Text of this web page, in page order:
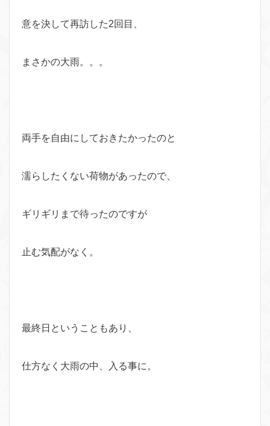
意を決して再訪した2回目、
まさかの大雨。。。
両手を自由にしておきたかったのと
濡らしたくない荷物があったので、
ギリギリまで待ったのですが
止む気配がなく。
最終日ということもあり、
仕方なく大雨の中、入る事に。